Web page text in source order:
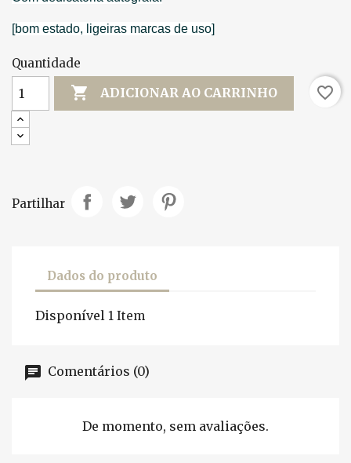
[bom estado, ligeiras marcas de uso]
Quantidade
 ADICIONAR AO CARRINHO favorite_border
Partilhar
Dados do produto
Disponível 1 Item
Comentários (0)
De momento, sem avaliações.